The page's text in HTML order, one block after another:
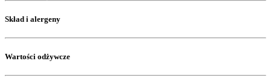
Skład i alergeny
Wartości odżywcze